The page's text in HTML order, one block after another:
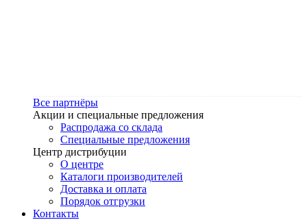
Все партнёры
Акции и специальные предложения
Распродажа со склада
Специальные предложения
Центр дистрибуции
О центре
Каталоги производителей
Доставка и оплата
Порядок отгрузки
Контакты